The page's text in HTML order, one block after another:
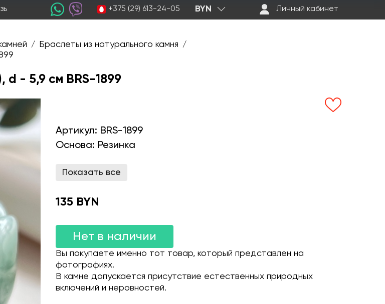
+375 (29) 613-24-05 BYN Личный кабинет
/ Браслеты из натурального камня /
d - 5,9 см BRS-1899
Артикул: BRS-1899
Основа: Резинка
Показать все
135 BYN
Нет в наличии
Вы покупаете именно тот товар, который представлен на
фотографиях.
В камне допускается присутствие естественных природных
включений и неровностей.